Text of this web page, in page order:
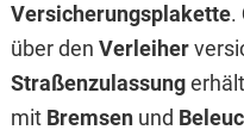
Versicherungsplakette.
über den Verleiher
Straßenzulassung
mit Bremsen und